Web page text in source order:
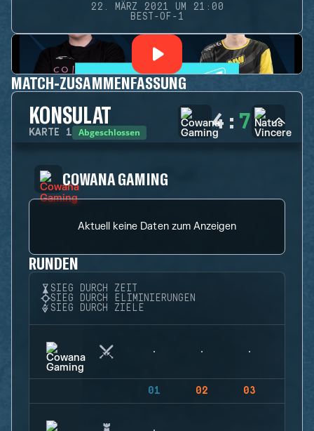
22. MÄRZ 2021 UM 21:00
BEST-OF-1
MATCH-ZUSAMMENFASSUNG
KONSULAT
KARTE 1 Abgeschlossen 4 : 7
COWANA GAMING
Aktuell keine Daten zum Anzeigen
RUNDEN
SIEG DURCH ZEIT
SIEG DURCH ELIMINIERUNGEN
SIEG DURCH ZIELE
01 02 03